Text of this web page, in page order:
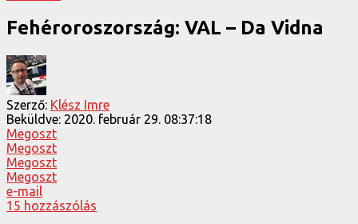
Fehéroroszország: VAL – Da Vidna
Szerző: Klész Imre
Beküldve: 2020. február 29. 08:37:18
Megoszt
Megoszt
Megoszt
Megoszt
e-mail
15 hozzászólás